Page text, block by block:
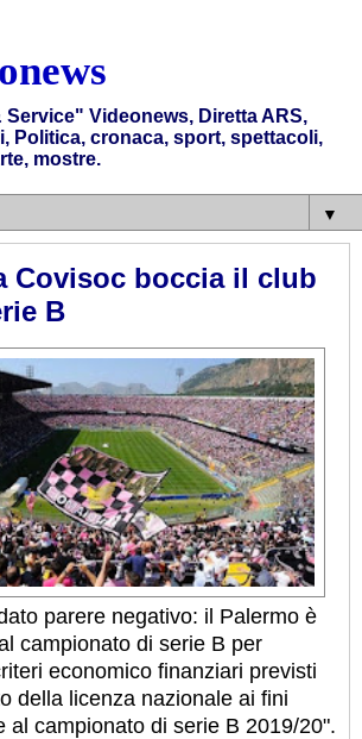
Service" Videonews, Diretta ARS,
Politica, cronaca, sport, spettacoli,
mostre.
▼
Covisoc boccia il club
B
parere negativo: il Palermo è
campionato di serie B per
economico finanziari previsti
della licenza nazionale ai fini
al campionato di serie B 2019/20".